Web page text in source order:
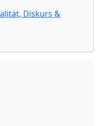
Diskurs &